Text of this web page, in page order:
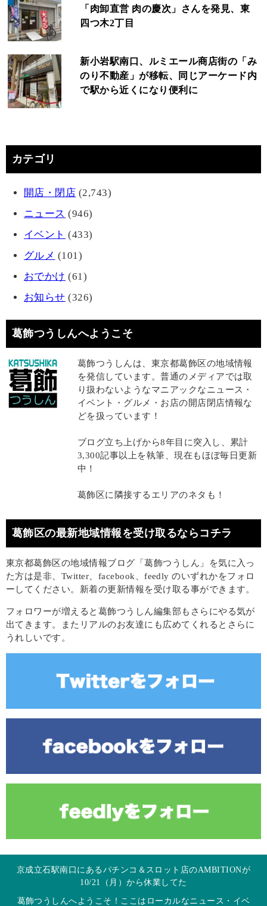
「肉卸直営 肉の慶次」さんを発見、東
四つ木2丁目
新小岩駅南口、ルミエール商店街の「み
のり不動産」が移転、同じアーケード内
で駅から近くになり便利に
カテゴリ
開店・閉店 (2,743)
ニュース (946)
イベント (433)
グルメ (101)
おでかけ (61)
お知らせ (326)
葛飾つうしんへようこそ
葛飾つうしんは、東京都葛飾区の地域情報
を発信しています。普通のメディアでは取
り扱わないようなマニアックなニュース・
イベント・グルメ・お店の開店閉店情報な
どを扱っています！
ブログ立ち上げから8年目に突入し、累計
3,300記事以上を執筆、現在もほぼ毎日更新
中！
葛飾区に隣接するエリアのネタも！
葛飾区の最新地域情報を受け取るならコチラ
東京都葛飾区の地域情報ブログ「葛飾つうしん」を気に入っ
た方は是非、Twitter、facebook、feedly のいずれかをフォロ
ーしてください。新着の更新情報を受け取る事ができます。
フォロワーが増えると葛飾つうしん編集部もさらにやる気が
出てきます。またリアルのお友達にも広めてくれるとさらに
うれしいです。
京成立石駅南口にあるパチンコ＆スロット店のAMBITIONが
10/21（月）から休業してた
葛飾つうしんへようこそ！ここはローカルなニュース・イベ